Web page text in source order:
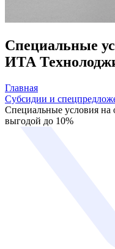
Специальные
ИТА
Главная
Субсидии и
Специальные условия
выгодой до 10%